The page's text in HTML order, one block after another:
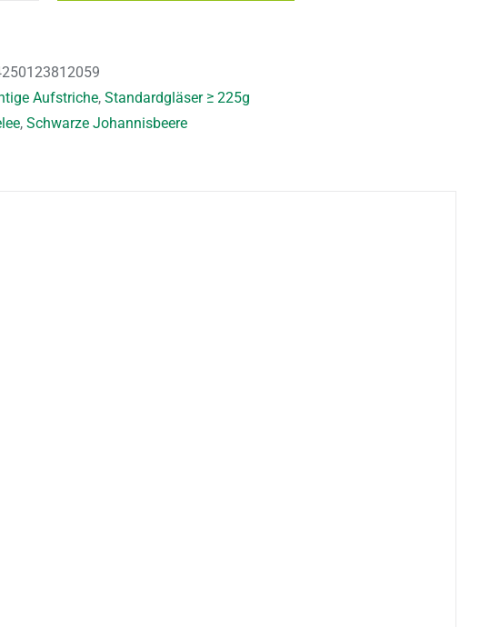
Aufstriche, Standardgläser ≥ 225g
, Schwarze Johannisbeere